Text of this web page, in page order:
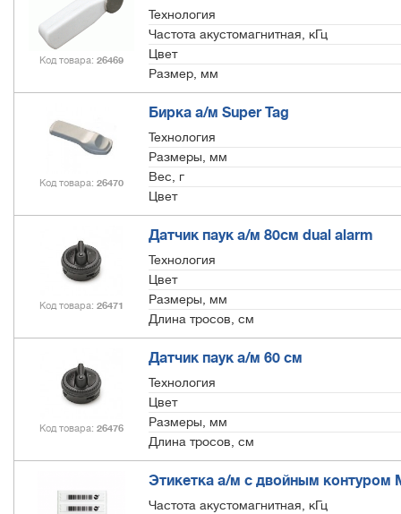
Код товара 26469
Технология
Частота акустомагнитная, кГц
Цвет
Размер, мм
Код товара 26470
Бирка а/м Super Tag
Технология
Размеры, мм
Вес, г
Цвет
Код товара 26471
Датчик паук а/м 80см dual alarm
Технология
Цвет
Размеры, мм
Длина тросов, см
Код товара 26476
Датчик паук а/м 60 см
Технология
Цвет
Размеры, мм
Длина тросов, см
Этикетка а/м с двойным контуром
Частота акустомагнитная, кГц